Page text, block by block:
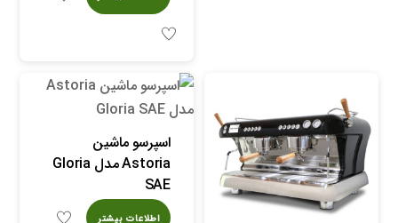
اسپرسو ماشین
Astoria مدل Gloria
SAE
اطلاعات بیشتر